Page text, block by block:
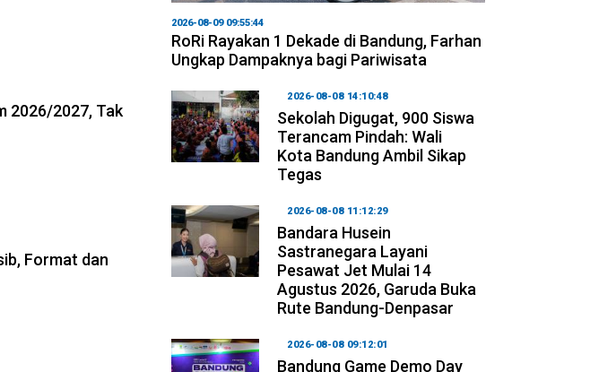
2026/2027, Tak
Format dan
2026-08-09 09:55:44
RoRi Rayakan 1 Dekade di Bandung, Farhan
Ungkap Dampaknya bagi Pariwisata
2026-08-08 14:10:48
Sekolah Digugat, 900 Siswa
Terancam Pindah: Wali
Kota Bandung Ambil Sikap
Tegas
2026-08-08 11:12:29
Bandara Husein
Sastranegara Layani
Pesawat Jet Mulai 14
Agustus 2026, Garuda Buka
Rute Bandung-Denpasar
2026-08-08 09:12:01
Bandung Game Demo Day